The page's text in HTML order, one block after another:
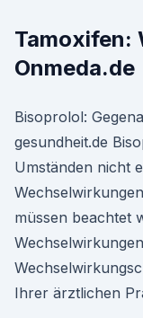
Tamoxifen:
Onmeda.de
Bisoprolol:
gesundheit.de
Umständen nicht
müssen beachtet
Ihrer ärztlichen